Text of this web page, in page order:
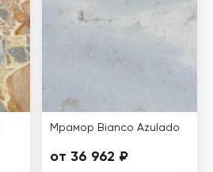
Мрамор Bianco Azulado
от 36 962 ₽